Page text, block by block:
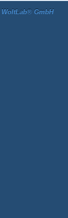
WoltLab® GmbH